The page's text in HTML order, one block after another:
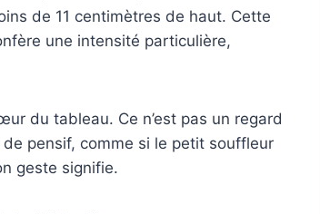
de 11 centimètres de haut. Cette
une intensité particulière,
du tableau. Ce n’est pas un regard
pensif, comme si le petit souffleur
geste signifie.